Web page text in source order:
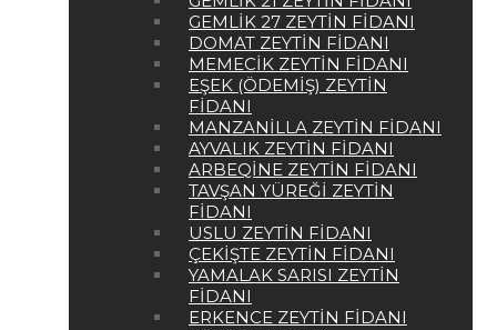
GEMLIK 27 ZEYTIN FIDANI
DOMAT ZEYTIN FIDANI
MEMECIK ZEYTIN FIDANI
EŞEK (ÖDEMIŞ) ZEYTIN
FIDANI
MANZANILLA ZEYTIN FIDANI
AYVALIK ZEYTIN FIDANI
ARBEQINE ZEYTIN FIDANI
TAVŞAN YÜREĞI ZEYTIN
FIDANI
USLU ZEYTIN FIDANI
ÇEKIŞTE ZEYTIN FIDANI
YAMALAK SARISI ZEYTIN
FIDANI
ERKENCE ZEYTIN FIDANI